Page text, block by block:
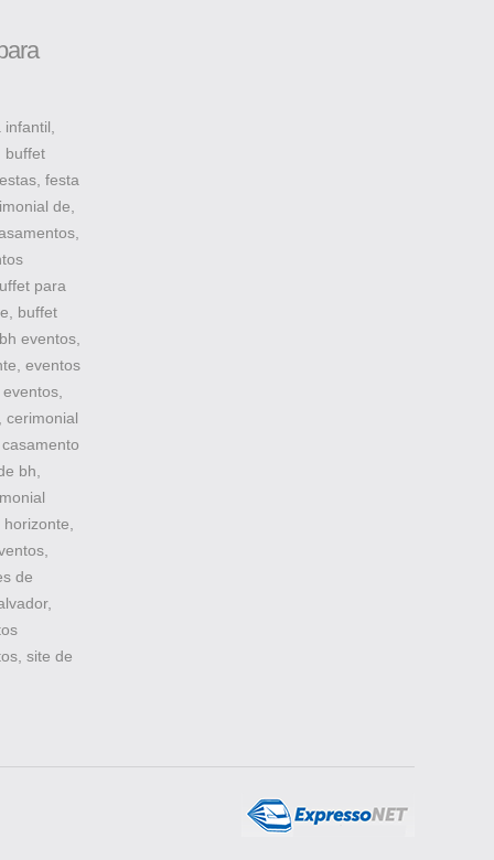
buffet
festa
de,
para
buffet
eventos,
eventos
cerimonial
bh,
de
site de